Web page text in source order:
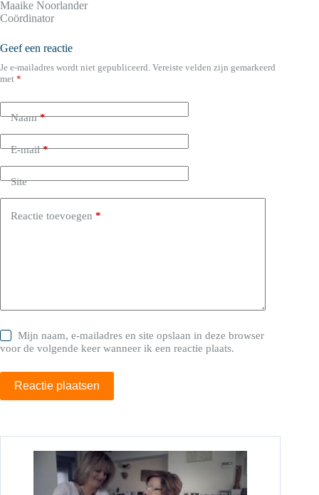
Maaike Noorlander
Coördinator
Geef een reactie
Je e-mailadres wordt niet gepubliceerd. Vereiste velden zijn gemarkeerd
met *
Naam*
E-mail*
Site
Reactie toevoegen *
Mijn naam, e-mailadres en site opslaan in deze browser
voor de volgende keer wanneer ik een reactie plaats.
Reactie plaatsen